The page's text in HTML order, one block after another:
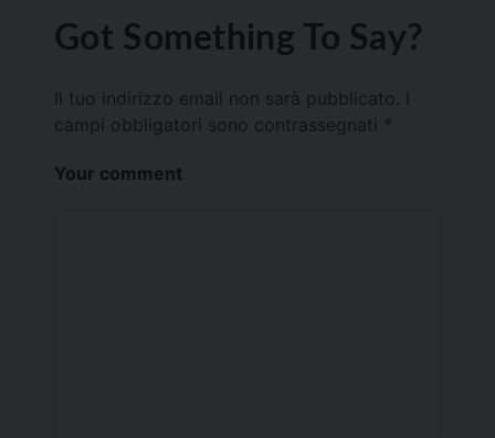
Got Something To Say?
Il tuo indirizzo email non sarà pubblicato.
campi obbligatori sono contrassegnati *
Your comment